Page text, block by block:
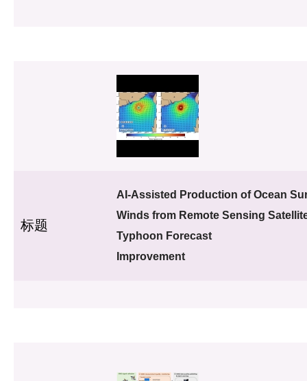
标题
AI-Assisted Production of Ocean
Winds from Remote Sensing
Typhoon Forecast
Improvement